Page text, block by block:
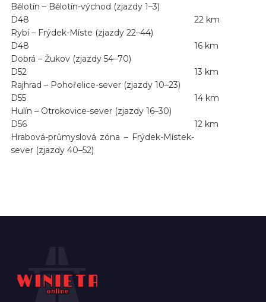
Bělotín – Bělotín-východ (zjazdy 1–3)
D48
Rybí – Frýdek-Míste (zjazdy 22–44)
22 km
D48
Dobrá – Žukov (zjazdy 54–70)
16 km
D52
Rajhrad – Pohořelice-sever (zjazdy 10–23)
13 km
D55
Hulín – Otrokovice-sever (zjazdy 16–30)
14 km
D56
Hrabová-průmyslová zóna – Frýdek-Místek-
sever (zjazdy 40–52)
12 km